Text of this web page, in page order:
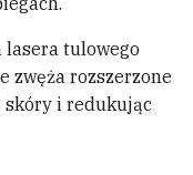
lasera tulowego
zwęża rozszerzone
i redukując